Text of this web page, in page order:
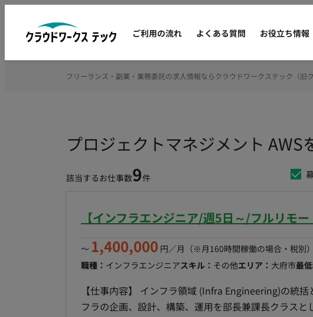
ご利用の流れ よくある質問 お役立ち情報
プロジェクトマネジメント
該当するお仕事数9件
【インフラエンジニア/週5日～/フルリモ
〜 1,400,000 円／月 （※月160時間稼働の場合・税別）
職種： インフラエンジニアスキル： その他エリア： 大府市最
【仕事内容】 インフラ領域 (Infra Engineering)の統
フラの企画、設計、構築、運用を部長兼課長クラス
フリーランス・副業・業務委託の求人情報ならクラウドワークステック（旧